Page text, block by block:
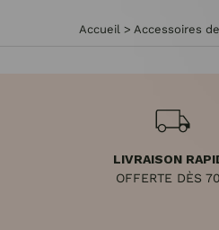
Accueil > Accessoires
LIVRAISON
OFFERTE DÈS